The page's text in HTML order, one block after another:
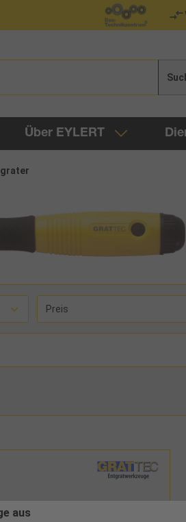
Über EYLERT
Preis
aus